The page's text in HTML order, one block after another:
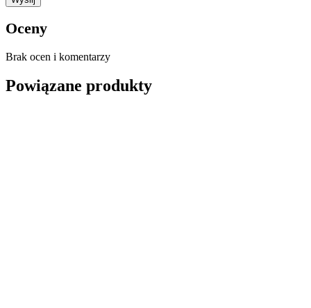
Oceny
Brak ocen i komentarzy
Powiązane produkty